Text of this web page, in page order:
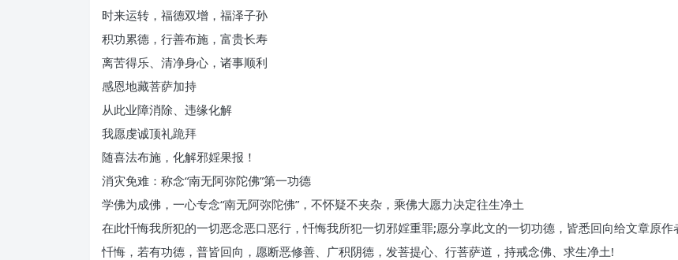
时来运转，福德双增，福泽子孙
积功累德，行善布施，富贵长寿
离苦得乐、清净身心，诸事顺利
感恩地藏菩萨加持
从此业障消除、违缘化解
我愿虔诚顶礼跪拜
随喜法布施，化解邪婬果报！
消灾免难：称念“南无阿弥陀佛”第一功德
学佛为成佛，一心专念“南无阿弥陀佛”，不怀疑不夹杂，乘佛大愿力决定往生净土
在此忏悔我所犯的一切恶念恶口恶行，忏悔我所犯一切邪婬重罪;愿分享此文的一切功德，皆悉回向给文章原
忏悔，若有功德，普皆回向，愿断恶修善、广积阴德，发菩提心、行菩萨道，持戒念佛、求生净土!